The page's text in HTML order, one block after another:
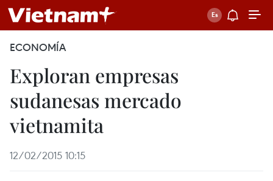
ECONOMÍA
Exploran empresas
sudanesas mercado
vietnamita
12/02/2015 10:15